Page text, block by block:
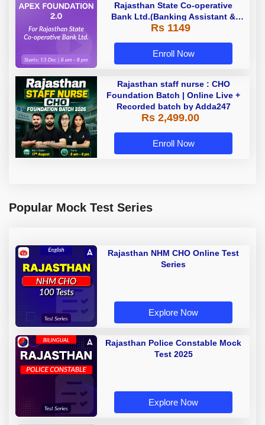
Rajasthan State Co-operative
Bank Ltd.(Banking Assistant &
Manager) - 2023 | Online Live
Rs 1149
Enroll Now
Rajasthan staff nurse : CHO
Foundation Batch | Online Live +
Recorded batch by Adda247
Rs 2,499.00
Enroll Now
Popular Mock Test Series
Rajasthan NHM CHO Online Test
Series
Explore Now
Rajasthan Police Constable Mock
Test 2025
Explore Now